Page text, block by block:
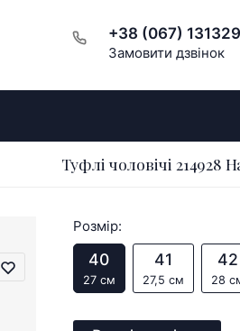
+38 (067)
Замовити дзвінок
Туфлі чоловічі
Розмір:
40
27 см
41
27,5 см
42
28